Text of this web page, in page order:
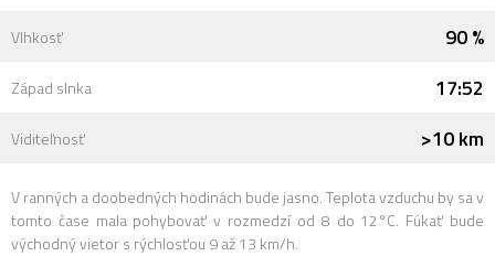
Vlhkosť 90 %
Západ slnka 17:52
Viditeľnosť >10 km
V ranných a doobedných hodinách bude jasno. Teplota vzduchu by sa v
tomto čase mala pohybovať v rozmedzí od 8 do 12°C. Fúkať bude
východný vietor s rýchlosťou 9 až 13 km/h.